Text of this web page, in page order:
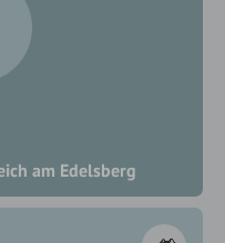
am Edelsberg